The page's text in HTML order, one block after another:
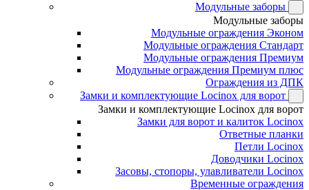
Модульные заборы
Модульные заборы
Модульные ограждения Эконом
Модульные ограждения Стандарт
Модульные ограждения Премиум
Модульные ограждения Премиум плюс
Ограждения из ДПК
Замки и комплектующие Locinox для ворот
Замки и комплектующие Locinox для ворот
Замки для ворот и калиток Locinox
Ответные планки
Петли Locinox
Доводчики Locinox
Засовы, стопоры, улавливатели Locinox
Временные ограждения